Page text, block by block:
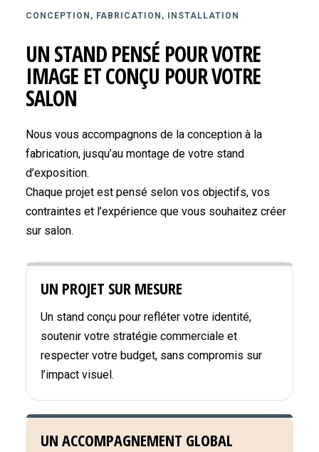
CONCEPTION, FABRICATION, INSTALLATION
UN STAND PENSÉ POUR VOTRE
IMAGE ET CONÇU POUR VOTRE
SALON
Nous vous accompagnons de la conception à la
fabrication, jusqu’au montage de votre stand
d’exposition.
Chaque projet est pensé selon vos objectifs, vos
contraintes et l’expérience que vous souhaitez créer
sur salon.
UN PROJET SUR MESURE
Un stand conçu pour refléter votre identité,
soutenir votre stratégie commerciale et
respecter votre budget, sans compromis sur
l’impact visuel.
UN ACCOMPAGNEMENT GLOBAL